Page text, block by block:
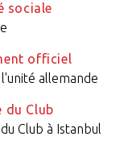
sociale
officiel
allemande
du Club
Club à Istanbul